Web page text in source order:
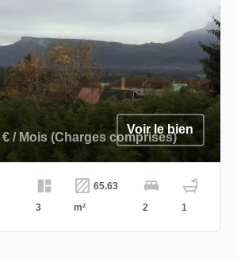
€ / Mois (Charges comprises)
Voir le bien
3
65.63
m²
2 1